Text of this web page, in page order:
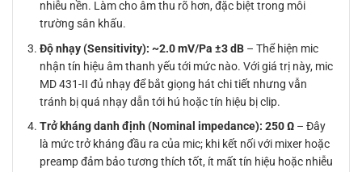
nhiễu nền. Làm cho âm thu rõ hơn, đặc biệt trong môi
trường sân khấu.
Độ nhạy (Sensitivity): ~2.0 mV/Pa ±3 dB – Thể hiện mic
nhận tín hiệu âm thanh yếu tới mức nào. Với giá trị này, mic
MD 431-II đủ nhạy để bắt giọng hát chi tiết nhưng vẫn
tránh bị quá nhạy dẫn tới hú hoặc tín hiệu bị clip.
Trở kháng danh định (Nominal impedance): 250 Ω – Đây
là mức trở kháng đầu ra của mic; khi kết nối với mixer hoặc
preamp đảm bảo tương thích tốt, ít mất tín hiệu hoặc nhiễu